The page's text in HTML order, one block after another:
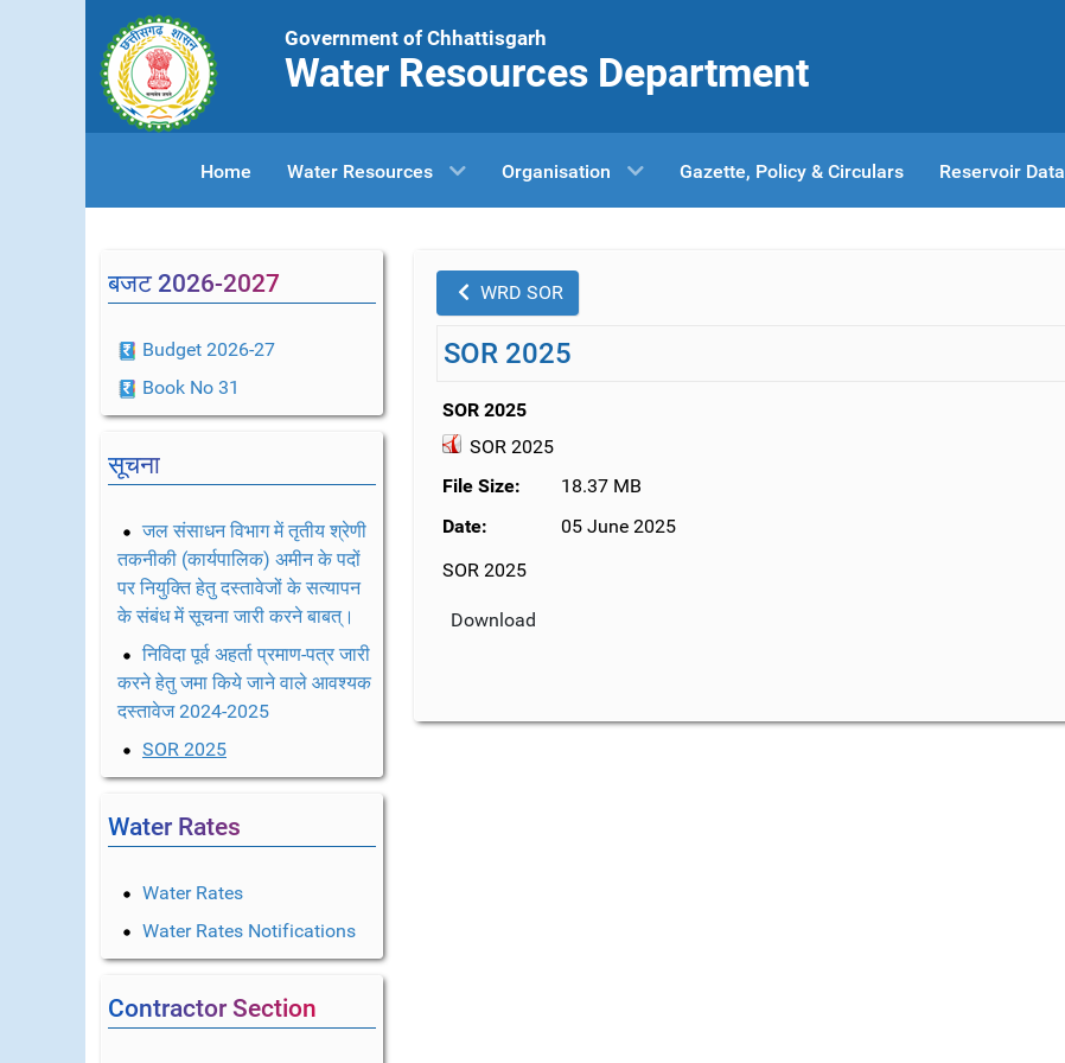
Government of Chhattisgarh
Water Resources Department
Home Water Resources Organisation Gazette, Policy & Circulars Reservoir Data
बजट 2026-2027
Budget 2026-27
Book No 31
सूचना
जल संसाधन विभाग में तृतीय श्रेणी
तकनीकी (कार्यपालिक) अमीन के पदों
पर नियुक्ति हेतु दस्तावेजों के सत्यापन
के संबंध में सूचना जारी करने बाबत्।
निविदा पूर्व अहर्ता प्रमाण-पत्र जारी
करने हेतु जमा किये जाने वाले आवश्यक
दस्तावेज 2024-2025
SOR 2025
Water Rates
Water Rates
Water Rates Notifications
Contractor Section
WRD SOR
SOR 2025
SOR 2025
SOR 2025
File Size:
18.37 MB
Date:
05 June 2025
SOR 2025